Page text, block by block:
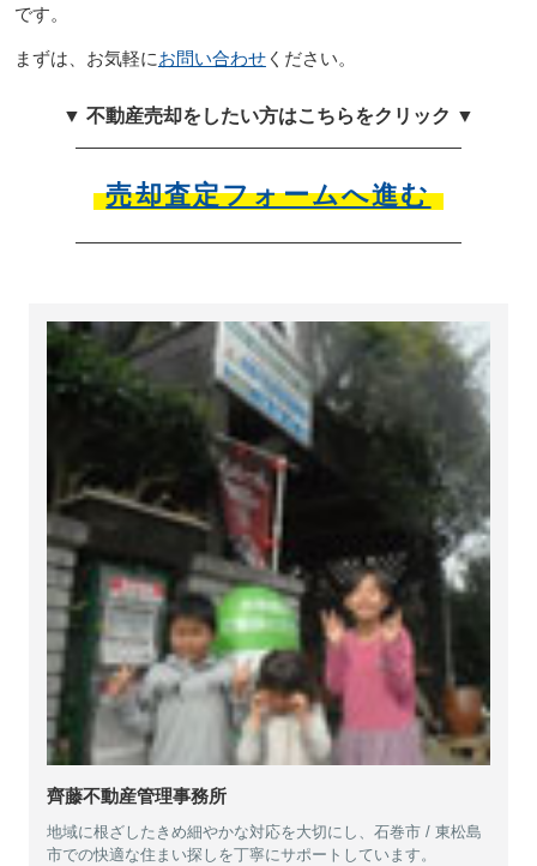
です。
まずは、お気軽にお問い合わせください。
▼ 不動産売却をしたい方はこちらをクリック ▼
売却査定フォームへ進む
齊藤不動産管理事務所
地域に根ざしたきめ細やかな対応を大切にし、石巻市 / 東松島
市での快適な住まい探しを丁寧にサポートしています。